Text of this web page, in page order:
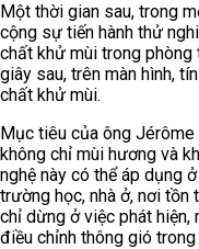
Một thời gian sau, trong
cộng sự tiến hành thử
chất khử mùi trong phòng
giây sau, trên màn hình,
chất khử mùi.
Mục tiêu của ông
không chỉ mùi hương và
nghệ này có thể áp dụng
trường học, nhà ở, nơi tồn
chỉ dừng ở việc phát
điều chỉnh thông gió